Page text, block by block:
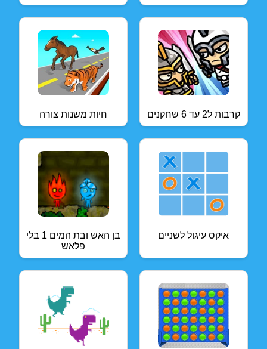
חיות משנות צורה קרבות ל2 עד 6 שחקנים
בן האש ובת המים 1 בלי
פלאש
איקס עיגול לשניים